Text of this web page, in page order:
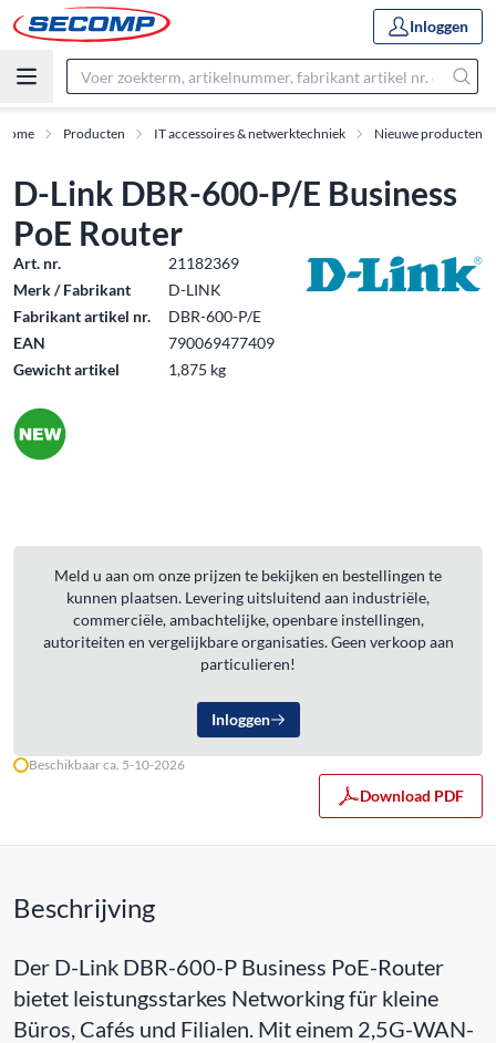
Inloggen
Home Producten IT accessoires & netwerktechniek Nieuwe producten
D-Link DBR-600-P/E Business
PoE Router
Art. nr.
21182369
Merk / Fabrikant
D-LINK
Fabrikant artikel nr.
DBR-600-P/E
EAN
790069477409
Gewicht artikel
1,875 kg
Meld u aan om onze prijzen te bekijken en bestellingen te
kunnen plaatsen. Levering uitsluitend aan industriële,
commerciële, ambachtelijke, openbare instellingen,
autoriteiten en vergelijkbare organisaties. Geen verkoop aan
particulieren!
Inloggen
Beschikbaar ca. 5-10-2026
Download PDF
Beschrijving
Der D-Link DBR-600-P Business PoE-Router
bietet leistungsstarkes Networking für kleine
Büros, Cafés und Filialen. Mit einem 2,5G-WAN-